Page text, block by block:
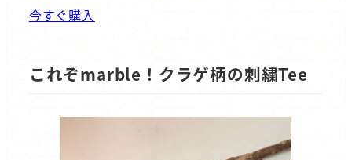
今すぐ購入
これぞmarble！クラゲ柄の刺繍Tee